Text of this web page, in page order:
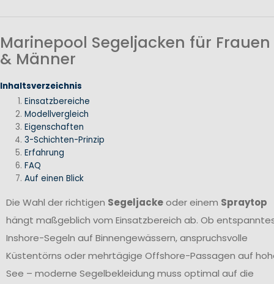
Marinepool Segeljacken für Frauen
& Männer
Inhaltsverzeichnis
Einsatzbereiche
Modellvergleich
Eigenschaften
3-Schichten-Prinzip
Erfahrung
FAQ
Auf einen Blick
Die Wahl der richtigen Segeljackeoder einem Spraytop
hängt maßgeblich vom Einsatzbereich ab. Ob
Inshore-Segeln auf Binnengewässern, anspruchsvolle
Küstentörns oder mehrtägige Offshore-Passagen auf
See – moderne Segelbekleidung muss optimal auf die